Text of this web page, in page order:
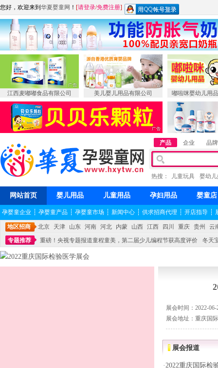
您好，欢迎来到 华夏婴童网 ！ [请登录/免费注册]
江西麦嘟嘟食品有限公司 美儿婴儿用品有限公司 嘟啦咪婴幼儿用
产品 企业 品牌
热搜： 儿童玩具 婴幼
网站首页 婴儿用品 儿童用品 孕妇用品 婴童店
孕婴童企业 ┆ 孕婴童产品 ┆ 孕婴童市场 ┆ 新闻中心 ┆ 供求招商代理 ┆ 开店指导 ┆
地区招商 北京 天津 山东 河南 河北 内蒙 山西 江西 四川 重庆 贵州
云
专题推荐
重磅！央视专题报道童程童美，第二届少儿编程节获高度评价
冬天
不能再单纯地销售产品,而要向增强服务转型,毕竟母婴产品比较特殊。”
展会时间：2022-06-
展会地址：重庆国
展会报道
·2022重庆国际检